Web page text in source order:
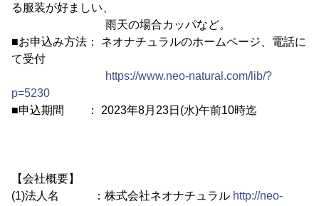
る服装が好ましい、
雨天の場合カッパなど。
■お申込み方法： ネオナチュラルのホームページ、電話に
て受付
https://www.neo-natural.com/lib/?
p=5230
■申込期間 ： 2023年8月23日(水)午前10時迄
【会社概要】
(1)法人名 ：株式会社ネオナチュラル http://neo-